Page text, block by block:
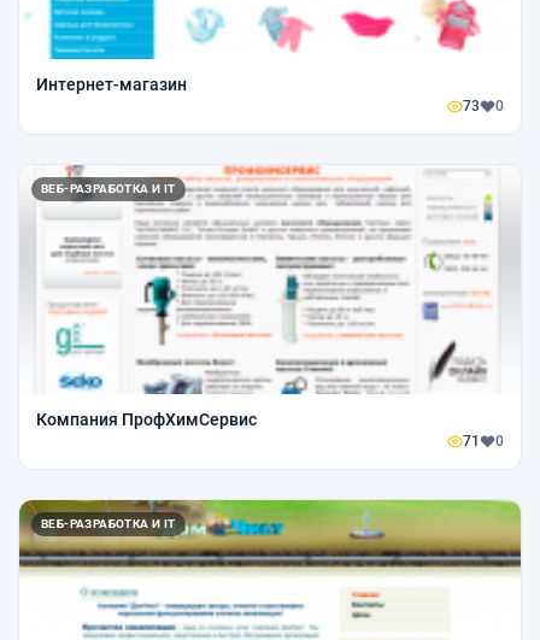
Интернет-магазин
73 0
ВЕБ-РАЗРАБОТКА И IT
Компания ПрофХимСервис
71 0
ВЕБ-РАЗРАБОТКА И IT